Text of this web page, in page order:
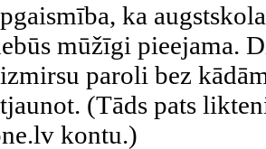
ka
mūžīgi pieejama.
paroli bez
(Tāds pats
kontu.)